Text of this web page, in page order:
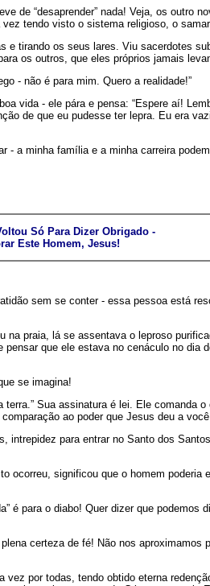
de “desaprender” nada! Veja, os outro
tendo visto o sistema religioso, o
tirando os seus lares. Viu sacerdotes
os outros, que eles próprios jamais
- não é para mim. Quero a realidade!”
vida - ele pára e pensa: “Espere aí!
de que eu pudesse ter lepra. Eu era
a minha família e a minha carreira
Só Para Dizer Obrigado -
Este Homem, Jesus!
sem se conter - essa pessoa está
praia, lá se assentava o leproso
que ele estava no cenáculo no dia
se imagina!
Sua assinatura é lei. Ele comanda
ao poder que Jesus deu a
intrepidez para entrar no Santo dos
significou que o homem poderia
é para o diabo! Quer dizer que podemos
certeza de fé! Não nos aproximamos
por todas, tendo obtido eterna